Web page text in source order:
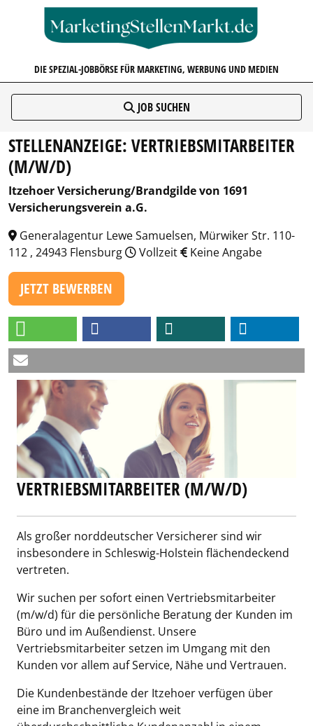
DIE SPEZIAL-JOBBÖRSE FÜR MARKETING, WERBUNG UND MEDIEN
JOB SUCHEN
STELLENANZEIGE: VERTRIEBSMITARBEITER
(M/W/D)
Itzehoer Versicherung/Brandgilde von 1691
Versicherungsverein a.G.
Generalagentur Lewe Samuelsen, Mürwiker Str. 110-
112 , 24943 Flensburg
Vollzeit Keine Angabe
JETZT BEWERBEN
VERTRIEBSMITARBEITER (M/W/D)
Als großer norddeutscher Versicherer sind wir
insbesondere in Schleswig-Holstein flächendeckend
vertreten.
Wir suchen per sofort einen Vertriebsmitarbeiter
(m/w/d) für die persönliche Beratung der Kunden im
Büro und im Außendienst. Unsere
Vertriebsmitarbeiter setzen im Umgang mit den
Kunden vor allem auf Service, Nähe und Vertrauen.
Die Kundenbestände der Itzehoer verfügen über
eine im Branchenvergleich weit